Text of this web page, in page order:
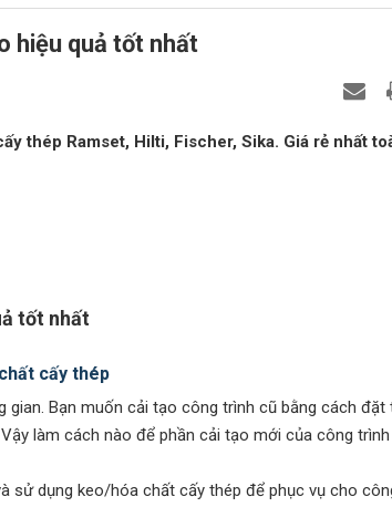
hiệu quả tốt nhất
thép Ramset, Hilti, Fischer, Sika. Giá rẻ nhất
tốt nhất
cấy thép
gian. Bạn muốn cải tạo công trình cũ bằng cách đặt
làm cách nào để phần cải tạo mới của công
sử dụng keo/hóa chất cấy thép để phục vụ cho